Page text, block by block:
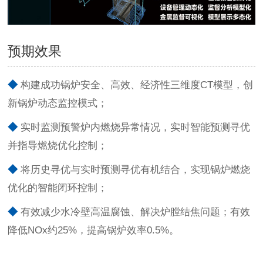
预期效果
◆ 构建成功锅炉安全、高效、经济性三维度CT模型，创
新锅炉动态监控模式；
◆ 实时监测预警炉内燃烧异常情况，实时智能预测寻优
并指导燃烧优化控制；
◆ 将历史寻优与实时预测寻优有机结合，实现锅炉燃烧
优化的智能闭环控制；
◆ 有效减少水冷壁高温腐蚀、解决炉膛结焦问题；有效
降低NOx约25%，提高锅炉效率0.5%。